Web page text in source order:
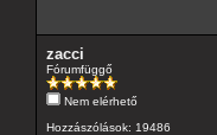
zacci
Fórumfüggő
Nem elérhető
Hozzászólások: 19486